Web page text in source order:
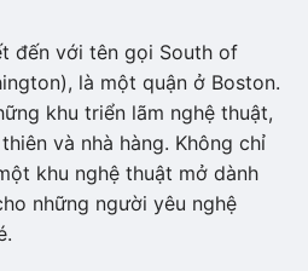
đến với tên gọi South of
là một quận ở Boston.
khu triển lãm nghệ thuật,
và nhà hàng. Không chỉ
khu nghệ thuật mở dành
những người yêu nghệ